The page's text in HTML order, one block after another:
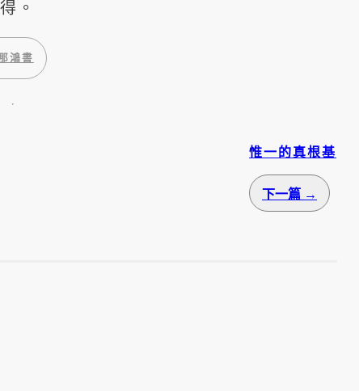
。
鴻書
惟一的真根基
下一篇 →